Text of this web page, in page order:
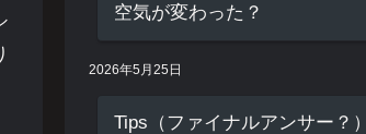
空気が変わった？
2026年5月25日
Tips（ファイナルアンサー？）